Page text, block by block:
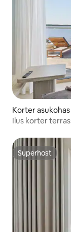
Korter asukohas
Ilus korter
Superhost
Superhost